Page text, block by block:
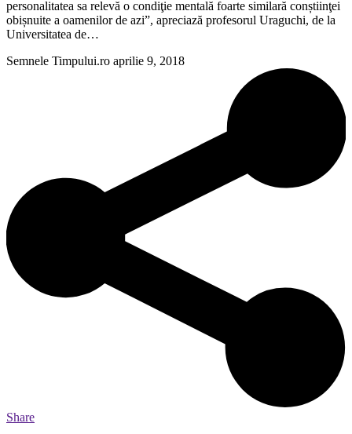
personalitatea sa relevă o condiţie mentală foarte similară conștiinţei
obișnuite a oamenilor de azi”, apreciază profesorul Uraguchi, de la
Universitatea de…
Semnele Timpului.ro aprilie 9, 2018
Share